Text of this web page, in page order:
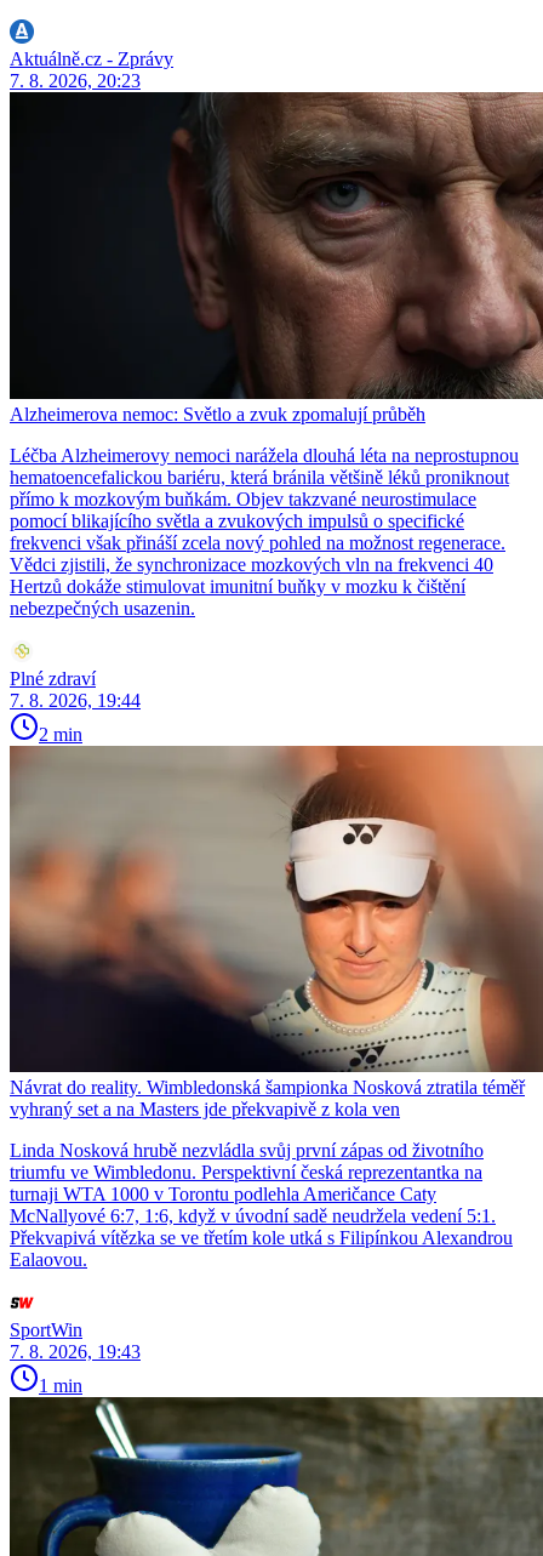
Aktuálně.cz - Zprávy
7. 8. 2026, 20:23
Alzheimerova nemoc: Světlo a zvuk zpomalují průběh
Léčba Alzheimerovy nemoci narážela dlouhá léta na neprostupnou
hematoencefalickou bariéru, která bránila většině léků proniknout
přímo k mozkovým buňkám. Objev takzvané neurostimulace
pomocí blikajícího světla a zvukových impulsů o specifické
frekvenci však přináší zcela nový pohled na možnost regenerace.
Vědci zjistili, že synchronizace mozkových vln na frekvenci 40
Hertzů dokáže stimulovat imunitní buňky v mozku k čištění
nebezpečných usazenin.
Plné zdraví
7. 8. 2026, 19:44
2 min
Návrat do reality. Wimbledonská šampionka Nosková ztratila téměř
vyhraný set a na Masters jde překvapivě z kola ven
Linda Nosková hrubě nezvládla svůj první zápas od životního
triumfu ve Wimbledonu. Perspektivní česká reprezentantka na
turnaji WTA 1000 v Torontu podlehla Američance Caty
McNallyové 6:7, 1:6, když v úvodní sadě neudržela vedení 5:1.
Překvapivá vítězka se ve třetím kole utká s Filipínkou Alexandrou
Ealaovou.
SportWin
7. 8. 2026, 19:43
1 min